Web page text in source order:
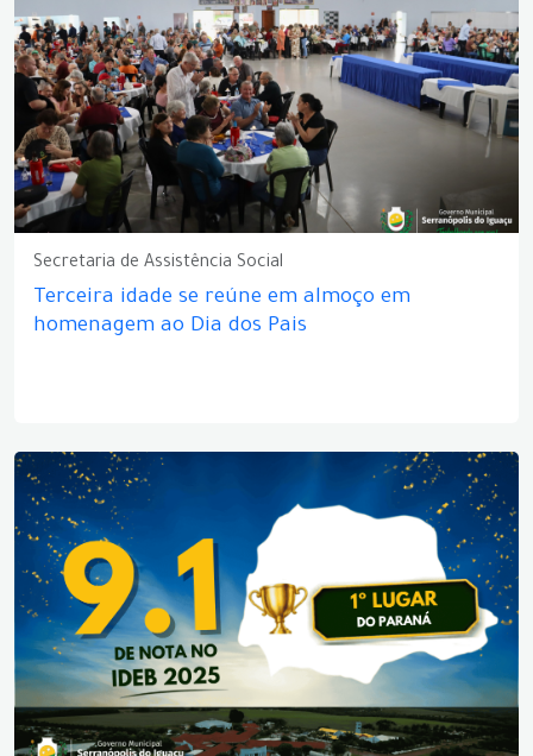
Secretaria de Assistência Social
Terceira idade se reúne em almoço em
homenagem ao Dia dos Pais